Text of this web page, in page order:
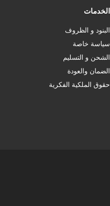
الخدمات
البنود و الظروف
سياسة خاصة
الشحن و التسليم
الضمان والعودة
حقوق الملكية الفكرية